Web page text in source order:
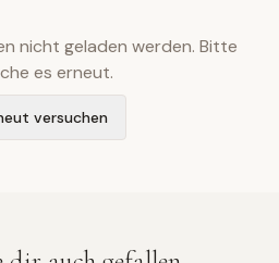
nicht geladen werden. Bitte
es erneut.
versuchen